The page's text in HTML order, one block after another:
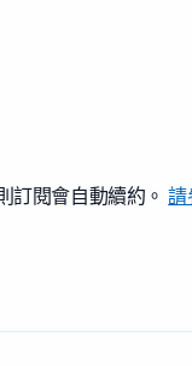
訂閱會自動續約。請